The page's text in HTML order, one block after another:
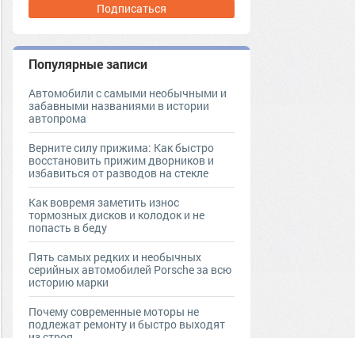
Подписаться
Популярные записи
Автомобили с самыми необычными и
забавными названиями в истории
автопрома
Верните силу прижима: Как быстро
восстановить прижим дворников и
избавиться от разводов на стекле
Как вовремя заметить износ
тормозных дисков и колодок и не
попасть в беду
Пять самых редких и необычных
серийных автомобилей Porsche за всю
историю марки
Почему современные моторы не
подлежат ремонту и быстро выходят